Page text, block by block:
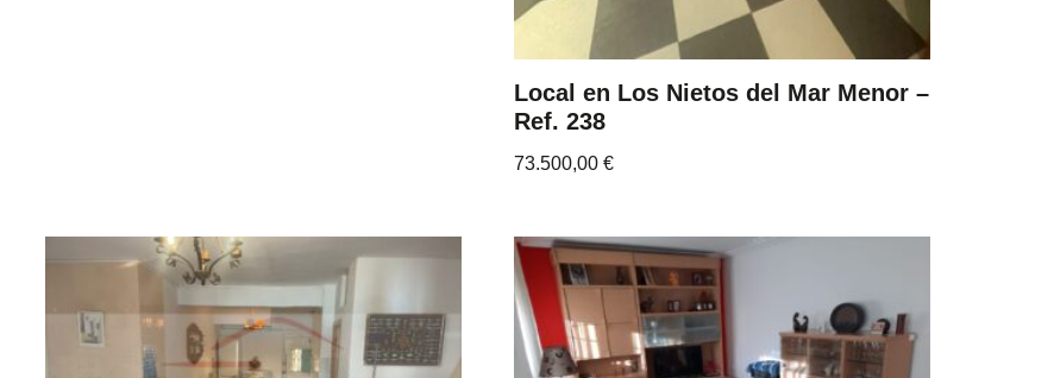
Local en Los Nietos del Mar Menor –
Ref. 238
73.500,00 €